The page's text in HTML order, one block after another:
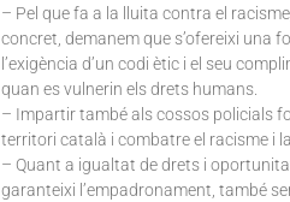
– Pel que fa a la lluita contra el
concret, demanem que s’ofereixi una
l’exigència d’un codi ètic i el seu
quan es vulnerin els drets humans.
– Impartir també als cossos policials
territori català i combatre el racisme i
– Quant a igualtat de drets i
garanteixi l’empadronament, també